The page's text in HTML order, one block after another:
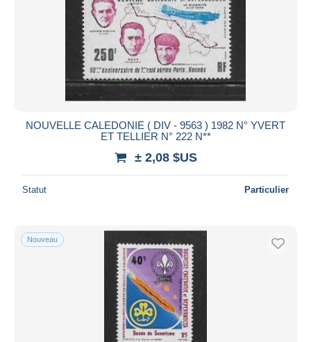
NOUVELLE CALEDONIE ( DIV - 9563 ) 1982 N° YVERT
ET TELLIER N° 222 N**
± 2,08 $US
Statut Particulier
Nouveau